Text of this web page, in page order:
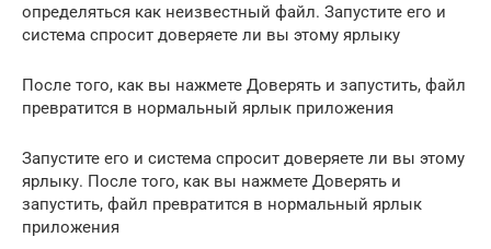
определяться как неизвестный файл. Запустите его и
система спросит доверяете ли вы этому ярлыку
После того, как вы нажмете Доверять и запустить, файл
превратится в нормальный ярлык приложения
Запустите его и система спросит доверяете ли вы этому
ярлыку. После того, как вы нажмете Доверять и
запустить, файл превратится в нормальный ярлык
приложения